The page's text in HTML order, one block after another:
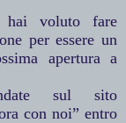
hai voluto fare
per essere un
apertura a
sul sito
con noi” entro